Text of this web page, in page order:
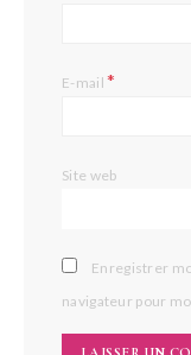
E-mail*
Site web
Enregistrer
navigateur pour